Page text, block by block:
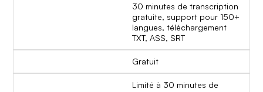
30 minutes de transcription
gratuite, support pour 150+
langues, téléchargement
TXT, ASS, SRT
Gratuit
Limité à 30 minutes de